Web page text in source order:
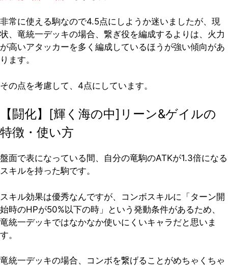
非常に使える駒なので4.5点にしようか迷いましたが、現
状、竜統一デッキの場合、繋ぎ役を編成するよりは、火力
が高いアタッカーを多く編成しているほうが強い傾向があ
ります。
その点を考慮して、4点にしています。
【闘化】[輝く海の中]リーン&ゲイルの
特徴・使い方
盤面で表になっている間、自分の竜駒のATKが1.3倍になる
スキルを持った駒です。
スキル効果は優秀なんですが、コンボスキルに「ターン開
始時のHPが50%以下の時」という発動条件があるため、
竜統一デッキではなかなか使いにくいキャラだと思いま
す。
竜統一デッキの場合、コンボを繋げることがめちゃくちゃ